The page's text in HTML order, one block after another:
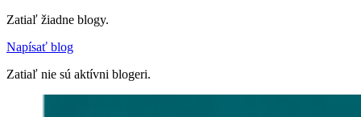
Zatiaľ žiadne blogy.
Napísať blog
Zatiaľ nie sú aktívni blogeri.